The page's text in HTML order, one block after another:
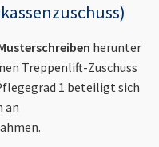
herunter
Treppenlift-Zuschuss
1 beteiligt sich
an